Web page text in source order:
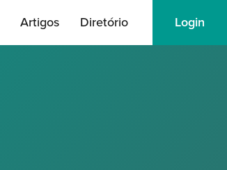
Artigos Diretório Login